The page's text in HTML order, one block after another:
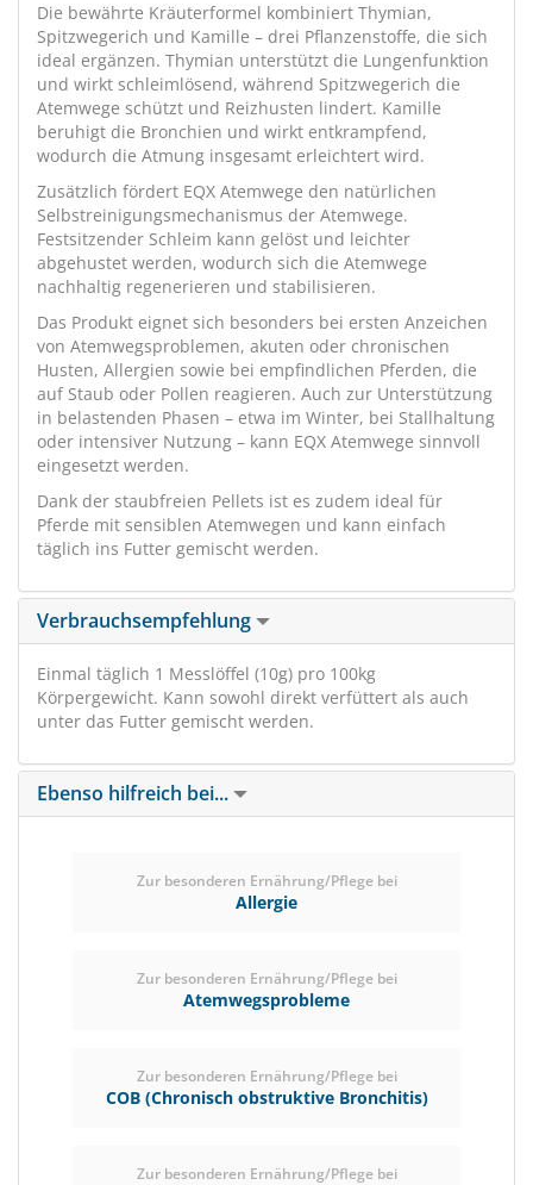
Die bewährte Kräuterformel kombiniert Thymian,
Spitzwegerich und Kamille – drei Pflanzenstoffe, die sich
ideal ergänzen. Thymian unterstützt die Lungenfunktion
und wirkt schleimlösend, während Spitzwegerich die
Atemwege schützt und Reizhusten lindert. Kamille
beruhigt die Bronchien und wirkt entkrampfend,
wodurch die Atmung insgesamt erleichtert wird.
Zusätzlich fördert EQX Atemwege den natürlichen
Selbstreinigungsmechanismus der Atemwege.
Festsitzender Schleim kann gelöst und leichter
abgehustet werden, wodurch sich die Atemwege
nachhaltig regenerieren und stabilisieren.
Das Produkt eignet sich besonders bei ersten Anzeichen
von Atemwegsproblemen, akuten oder chronischen
Husten, Allergien sowie bei empfindlichen Pferden, die
auf Staub oder Pollen reagieren. Auch zur Unterstützung
in belastenden Phasen – etwa im Winter, bei Stallhaltung
oder intensiver Nutzung – kann EQX Atemwege sinnvoll
eingesetzt werden.
Dank der staubfreien Pellets ist es zudem ideal für
Pferde mit sensiblen Atemwegen und kann einfach
täglich ins Futter gemischt werden.
Verbrauchsempfehlung
Einmal täglich 1 Messlöffel (10g) pro 100kg
Körpergewicht. Kann sowohl direkt verfüttert als auch
unter das Futter gemischt werden.
Ebenso hilfreich bei...
Zur besonderen Ernährung/Pflege bei
Allergie
Zur besonderen Ernährung/Pflege bei
Atemwegsprobleme
Zur besonderen Ernährung/Pflege bei
COB (Chronisch obstruktive Bronchitis)
Zur besonderen Ernährung/Pflege bei